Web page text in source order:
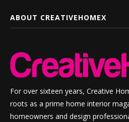
ABOUT CREATIVEHOMEX
For over sixteen years, Creative
roots as a prime home interior
homeowners and design